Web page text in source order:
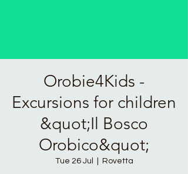
Orobie4Kids -
Excursions for children
&quot;Il Bosco
Orobico&quot;
Tue 26 Jul Rovetta